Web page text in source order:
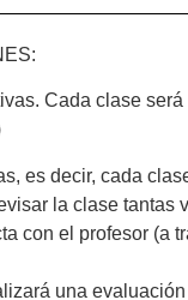
Cada clase
es decir, cada
la clase tantas
con el profesor (a
una